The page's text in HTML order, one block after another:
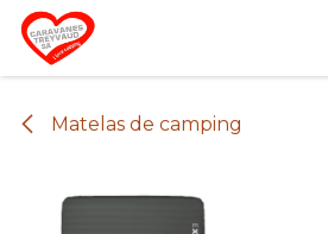
Se rendre au contenu
Matelas de camping